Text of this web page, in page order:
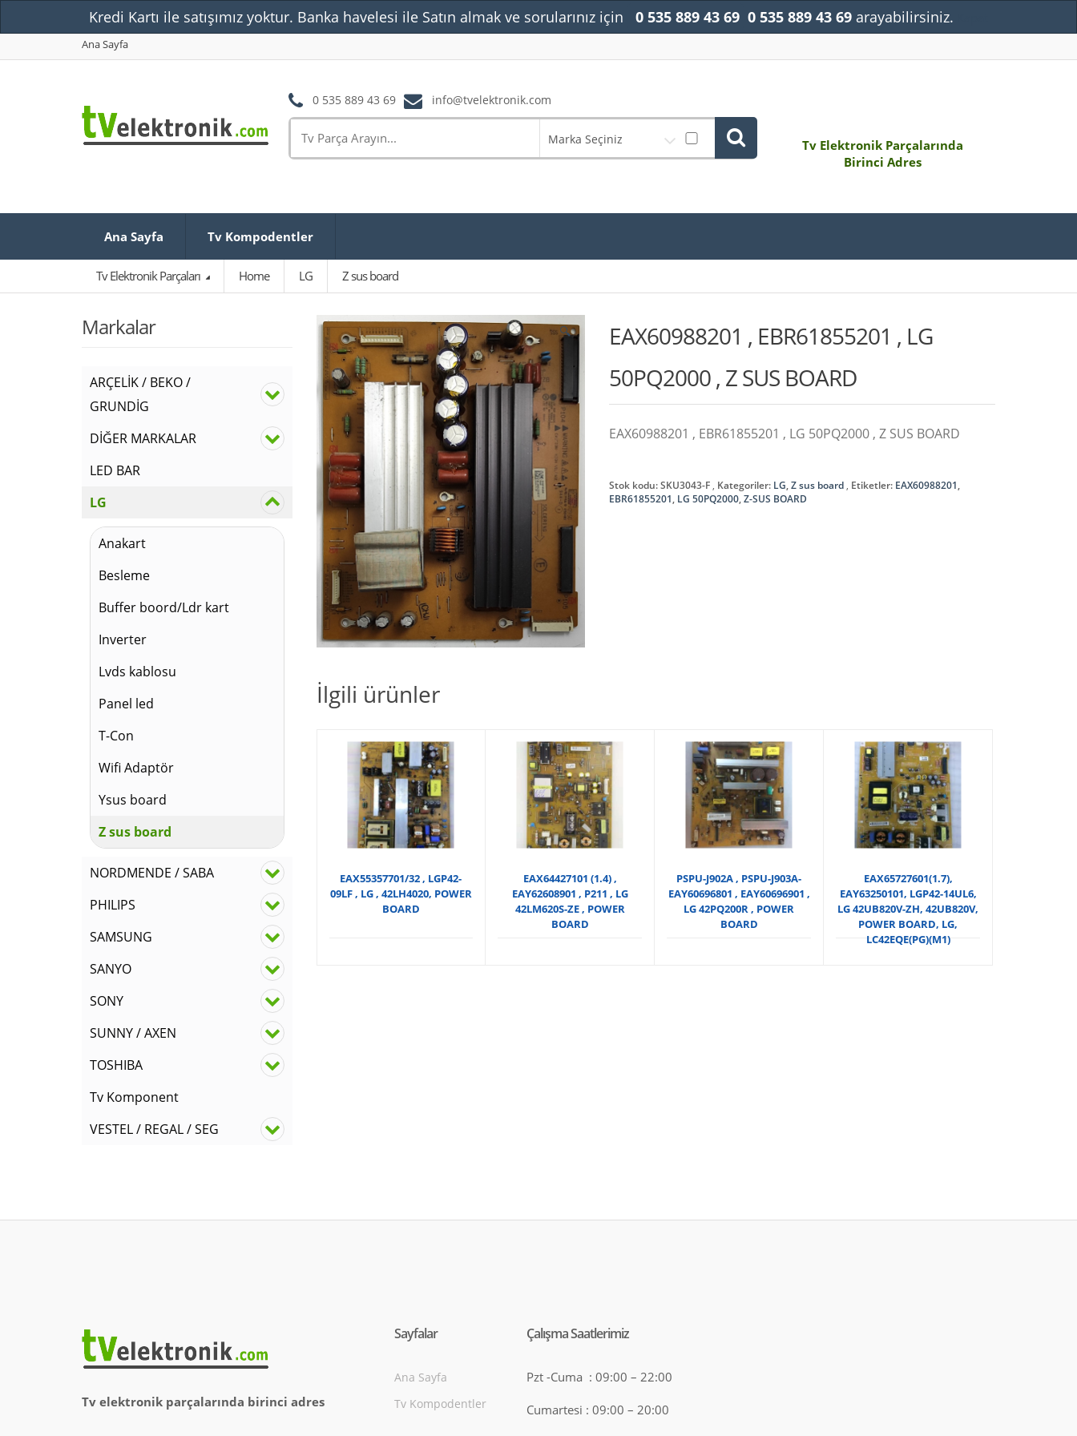
Ana Sayfa
0 535 889 43 69 info@tvelektronik.com
Marka Seçiniz
Tv Elektronik Parçalarında
Birinci Adres
Ana Sayfa Tv Kompodentler
Tv Elektronik Parçaları Home LG Z sus board
🔍
EAX60988201 , EBR61855201 , LG
50PQ2000 , Z SUS BOARD
EAX60988201 , EBR61855201 , LG 50PQ2000 , Z SUS BOARD
Stok kodu:SKU3043-F Kategoriler: LG,Z sus board Etiketler: EAX60988201,
EBR61855201, LG 50PQ2000,Z-SUS BOARD
İlgili ürünler
EAX55357701/32 , LGP42-
09LF , LG , 42LH4020, POWER
BOARD
EAX64427101 (1.4) ,
EAY62608901 , P211 , LG
42LM620S-ZE , POWER
BOARD
PSPU-J902A , PSPU-J903A-
EAY60696801 , EAY60696901 ,
LG 42PQ200R , POWER
BOARD
EAX65727601(1.7),
EAY63250101, LGP42-14UL6,
LG 42UB820V-ZH, 42UB820V,
POWER BOARD, LG,
LC42EQE(PG)(M1)
Markalar
ARÇELİK / BEKO /
GRUNDİG
DİĞER MARKALAR
LED BAR
LG
Anakart
Besleme
Buffer boord/Ldr kart
Inverter
Lvds kablosu
Panel led
T-Con
Wifi Adaptör
Ysus board
Z sus board
NORDMENDE / SABA
PHILIPS
SAMSUNG
SANYO
SONY
SUNNY / AXEN
TOSHIBA
Tv Komponent
VESTEL / REGAL / SEG
Tv elektronik parçalarında birinci adres
Sayfalar
Ana Sayfa
Tv Kompodentler
Çalışma Saatlerimiz
Pzt -Cuma : 09:00 – 22:00
Cumartesi : 09:00 – 20:00
Kredi Kartı ile satışımız yoktur. Banka havelesi ile Satın almak ve sorularınız için 0 535 889 43 69 0 535 889 43 69 arayabilirsiniz.